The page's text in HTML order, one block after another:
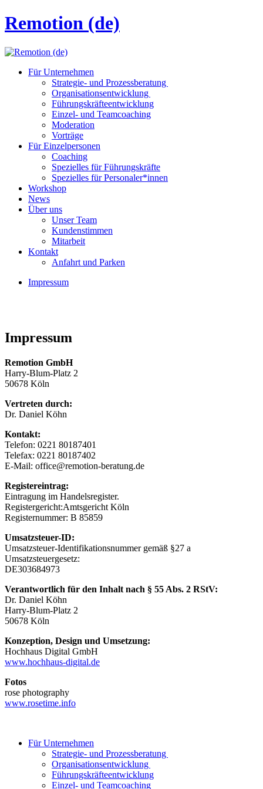
Remotion (de)
Für Unternehmen
Strategie- und Prozessberatung
Organisationsentwicklung
Führungskräfteentwicklung
Einzel- und Teamcoaching
Moderation
Vorträge
Für Einzelpersonen
Coaching
Spezielles für Führungskräfte
Spezielles für Personaler*innen
Workshop
News
Über uns
Unser Team
Kundenstimmen
Mitarbeit
Kontakt
Anfahrt und Parken
Impressum
Impressum
Remotion GmbH
Harry-Blum-Platz 2
50678 Köln
Vertreten durch:
Dr. Daniel Köhn
Kontakt:
Telefon: 0221 80187401
Telefax: 0221 80187402
E-Mail: office@remotion-beratung.de
Registereintrag:
Eintragung im Handelsregister.
Registergericht:Amtsgericht Köln
Registernummer: B 85859
Umsatzsteuer-ID:
Umsatzsteuer-Identifikationsnummer gemäß §27 a
Umsatzsteuergesetz:
DE303684973
Verantwortlich für den Inhalt nach § 55 Abs. 2 RStV:
Dr. Daniel Köhn
Harry-Blum-Platz 2
50678 Köln
Konzeption, Design und Umsetzung:
Hochhaus Digital GmbH
www.hochhaus-digital.de
Fotos
rose photography
www.rosetime.info
Für Unternehmen
Strategie- und Prozessberatung
Organisationsentwicklung
Führungskräfteentwicklung
Einzel- und Teamcoaching